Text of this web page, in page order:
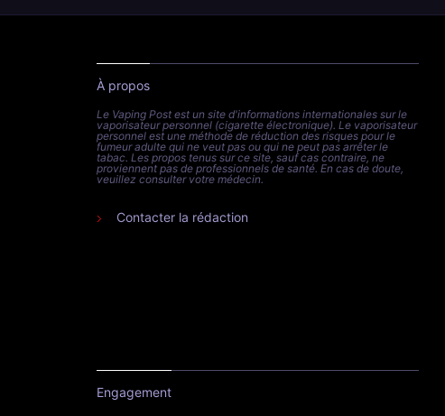
À propos
Le Vaping Post est un site d'informations internationales sur le
vaporisateur personnel (cigarette électronique). Le vaporisateur
personnel est une méthode de réduction des risques pour le
fumeur adulte qui ne veut pas ou qui ne peut pas arrêter le
tabac. Les propos tenus sur ce site, sauf cas contraire, ne
proviennent pas de professionnels de santé. En cas de doute,
veuillez consulter votre médecin.
Contacter la rédaction
Engagement